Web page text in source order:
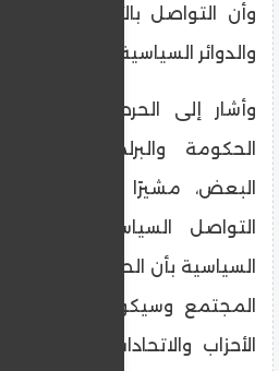
وأن التواصل بالأساس هدفه
والدوائر السياسية في صنع واتخاذ
وأشار إلى الحرص على
الحكومة والبرلمان وبين
البعض، مشيرًا إلى أن وجود
التواصل السياسي هي
السياسية بأن الحكومة مكلفة
المجتمع وسيكون مهام
الأحزاب والاتحادات